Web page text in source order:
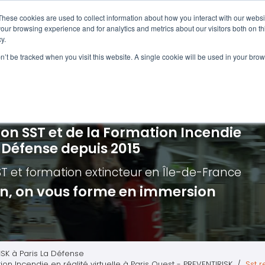
cookies are used to collect information about how you interact with our
browsing experience and for analytics and metrics about our visitors both on
be tracked when you visit this website. A single cookie will be used in your
incendie - Guide et Serre file
de première intervention
Extincteurs
en réalité augmentée
Évacuation établissements de
Évacuation secteur tertiaire
Évacuation secteur industriel
SST et de la Formation Incendie
depuis 2015
et formation extincteuren Île-de-France
on vous forme en immersion
à Paris La Défense